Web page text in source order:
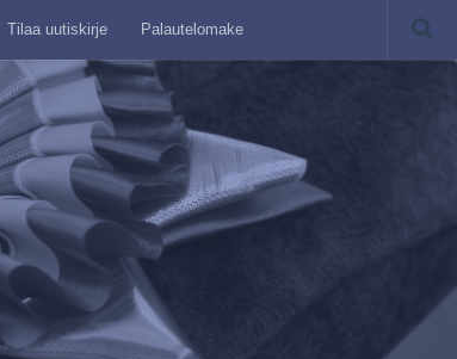
Tilaa uutiskirje Palautelomake